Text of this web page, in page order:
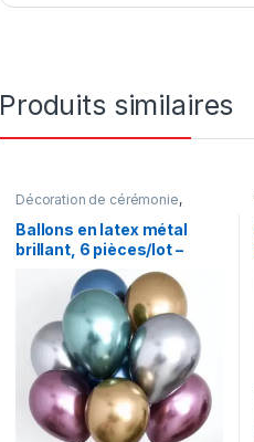
Produits similaires
Décoration de cérémonie,
Ballons en latex métal
brillant, 6 pièces/lot –
Décor de fête
anniversaire